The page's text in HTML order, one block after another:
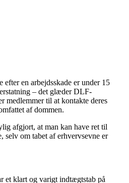
efter en arbejdsskade er under 15
– det glæder DLF-
medlemmer til at kontakte deres
af dommen.
afgjort, at man kan have ret til
selv om tabet af erhvervsevne er
et klart og varigt indtægtstab på